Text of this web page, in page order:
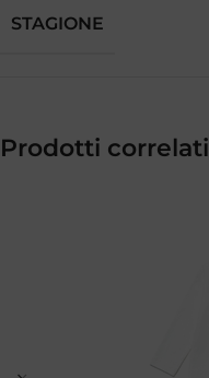
STAGIONE
Prodotti correlati